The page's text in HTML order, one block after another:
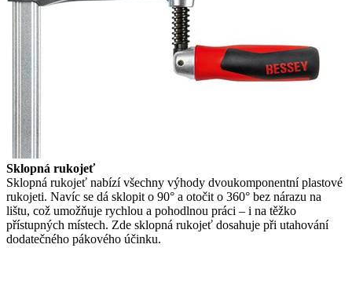
Sklopná rukojeť
Sklopná rukojeť nabízí všechny výhody dvoukomponentní plastové
rukojeti. Navíc se dá sklopit o 90° a otočit o 360° bez nárazu na
lištu, což umožňuje rychlou a pohodlnou práci – i na těžko
přístupných místech. Zde sklopná rukojeť dosahuje při utahování
dodatečného pákového účinku.